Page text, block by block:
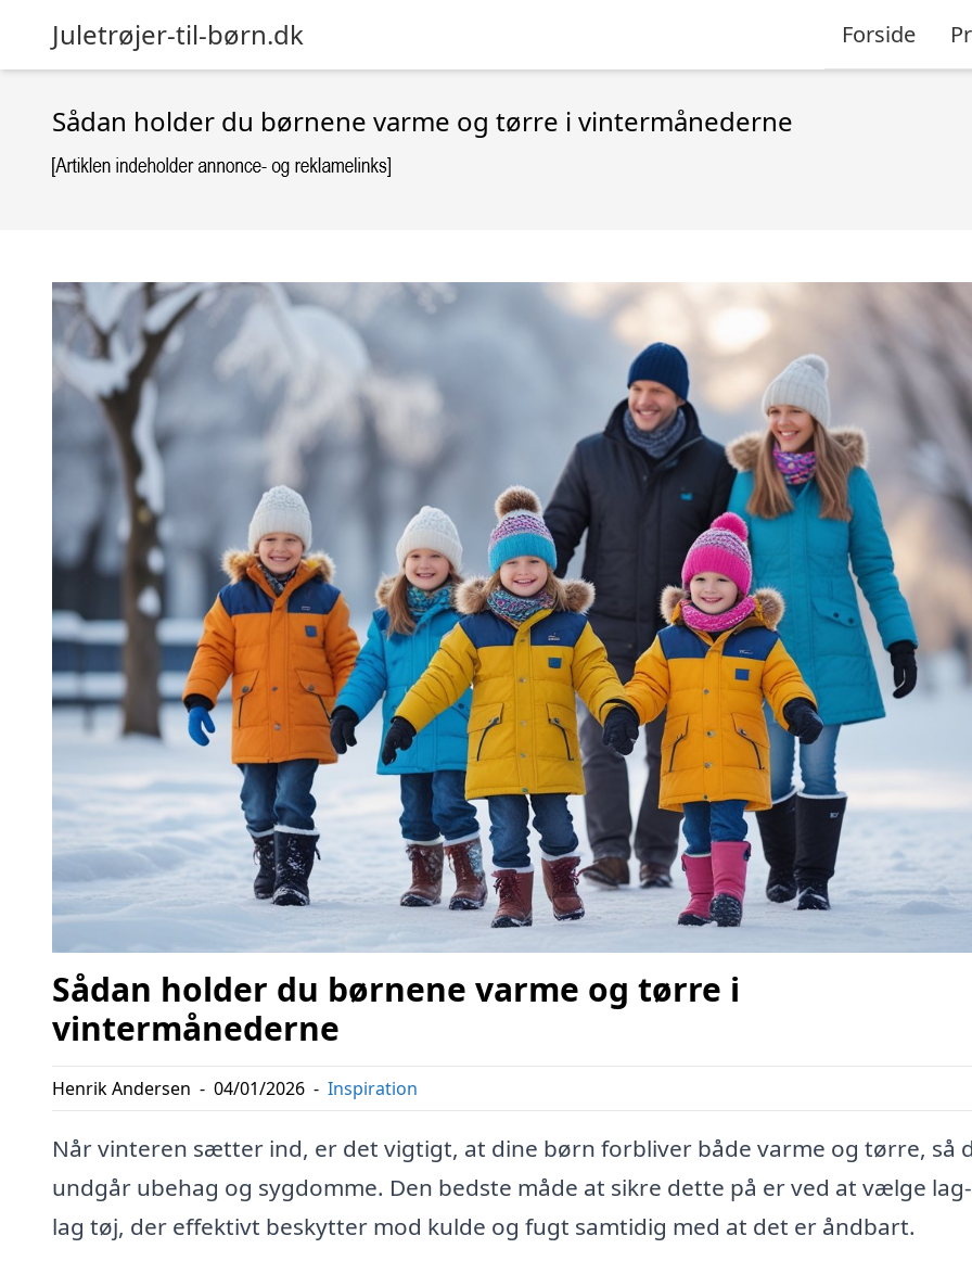
Juletrøjer-til-børn.dk Forside
Sådan holder du børnene varme og tørre i vintermånederne
Sådan holder du børnene varme og tørre i
vintermånederne
Henrik Andersen - 04/01/2026 - Inspiration
Når vinteren sætter ind, er det vigtigt, at dine børn forbliver både varme og tørre, så
undgår ubehag og sygdomme. Den bedste måde at sikre dette på er ved at vælge
lag tøj, der effektivt beskytter mod kulde og fugt samtidig med at det er åndbart.